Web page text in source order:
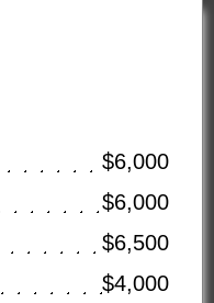
$6,000
$6,000
$6,500
$4,000